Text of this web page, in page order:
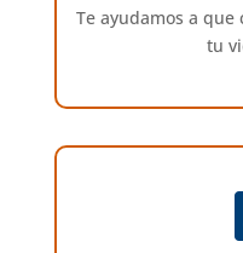
Te ayudamos a
tu